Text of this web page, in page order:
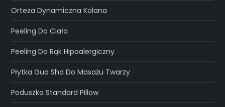
Orteza Dynamiczna Kolana
Peeling Do Ciała
Peeling Do Rąk Hipoalergiczny
Płytka Gua Sha Do Masażu Twarzy
Poduszka Standard Pillow